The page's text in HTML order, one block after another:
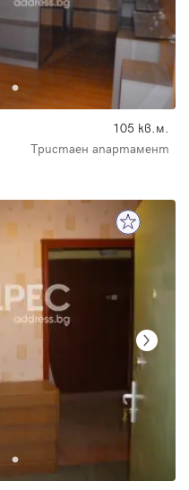
105 кв.м.
Тристаен апартамент